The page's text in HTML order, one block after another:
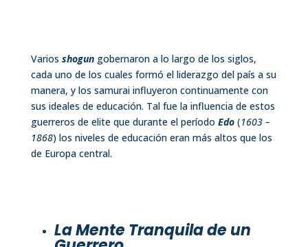
Varios shogungobernaron a lo largo de los siglos,
cada uno de los cuales formó el liderazgo del país a su
manera, y los samurai influyeron continuamente con
sus ideales de educación. Tal fue la influencia de estos
guerreros de elite que durante el período Edo(1603 –
1868) los niveles de educación eran más altos que los
de Europa central.
La Mente Tranquila de un